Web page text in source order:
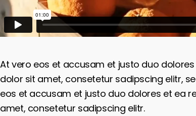
At vero eos et accusam et justo duo
dolor sit amet, consetetur sadipscing elitr,
eos et accusam et justo duo dolores et ea
amet, consetetur sadipscing elitr.